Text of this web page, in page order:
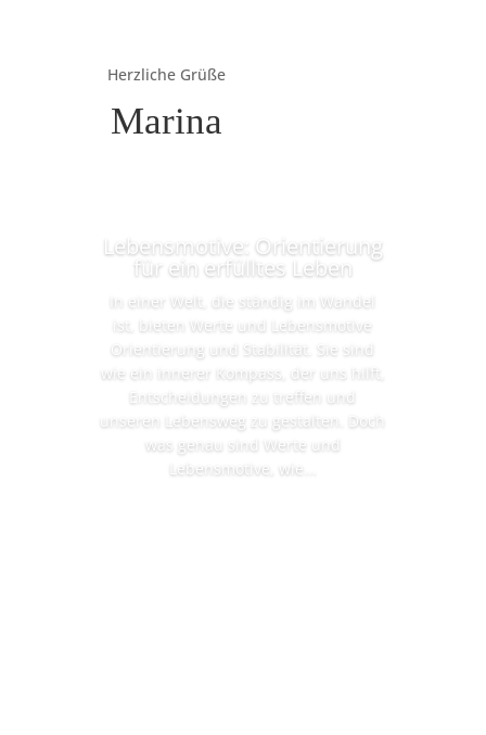
Herzliche Grüße
Marina
Lebensmotive: Orientierung
für ein erfülltes Leben
In einer Welt, die ständig im Wandel
ist, bieten Werte und Lebensmotive
Orientierung und Stabilität. Sie sind
wie ein innerer Kompass, der uns hilft,
Entscheidungen zu treffen und
unseren Lebensweg zu gestalten. Doch
was genau sind Werte und
Lebensmotive, wie...